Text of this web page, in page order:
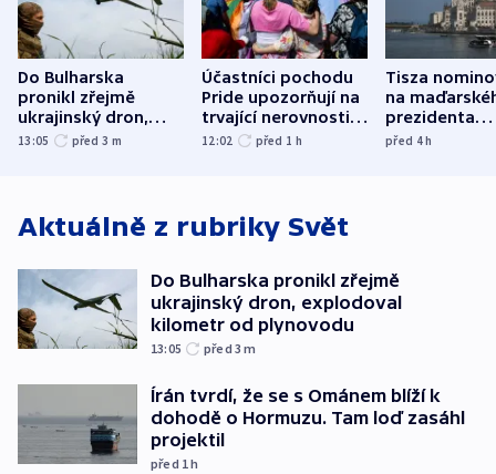
Do Bulharska
pronikl zřejmě
ukrajinský dron,
explodoval kilometr
13:05 před 3 m
Účastníci pochodu
Pride upozorňují na
trvající nerovnosti i
společenskou
12:02 před 1 h
Tisza
na
prezidenta
bývalého
před 4h
Aktuálně z rubriky Svět
Do Bulharska pronikl zřejmě
ukrajinský dron, explodoval
kilometr od plynovodu
13:05 před 3m
Írán tvrdí, že se s Ománem blíží k
dohodě o Hormuzu. Tam loď zasáhl
projektil
před 1h